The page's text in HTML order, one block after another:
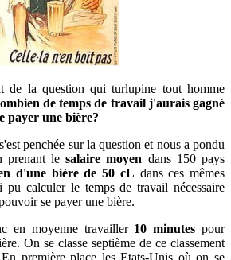
de la question qui turlupine tout homme
de temps de travail j'aurais gagné
payer une bière?
penchée sur la question et nous a pondu
prenant lesalaire moyen dans 150 pays
d'une bière de 50 cL dans ces mêmes
pu calculer le temps de travail nécessaire
se payer une bière.
en moyenne travailler 10 minutes pour
On se classe septième de ce classement